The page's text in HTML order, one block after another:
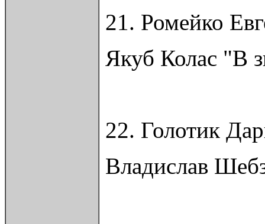
21. Ромейко
Якуб Колас "В
22. Голотик
Владислав